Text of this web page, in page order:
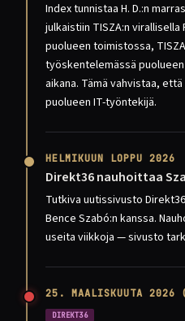
Index tunnistaa H. D.:n
julkaistiin TISZA:n virallisella
puolueen toimistossa,
työskentelemässä
aikana. Tämä vahvistaa,
puolueen IT-työntekijä.
HELMIKUUN LOPPU 2026
Direkt36 nauhoittaa
Tutkiva uutissivusto
Bence Szabó:n kanssa.
useita viikkoja — sivusto
25. MAALISKUUTA
DIREKT36